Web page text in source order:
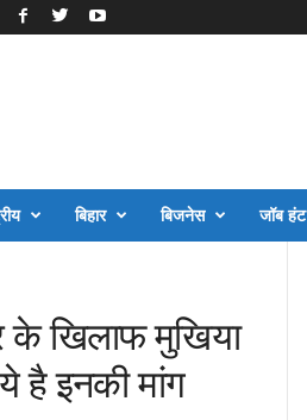
बिहार बिजनेस जॉब हंट
के खिलाफ मुखिया
है इनकी मांग